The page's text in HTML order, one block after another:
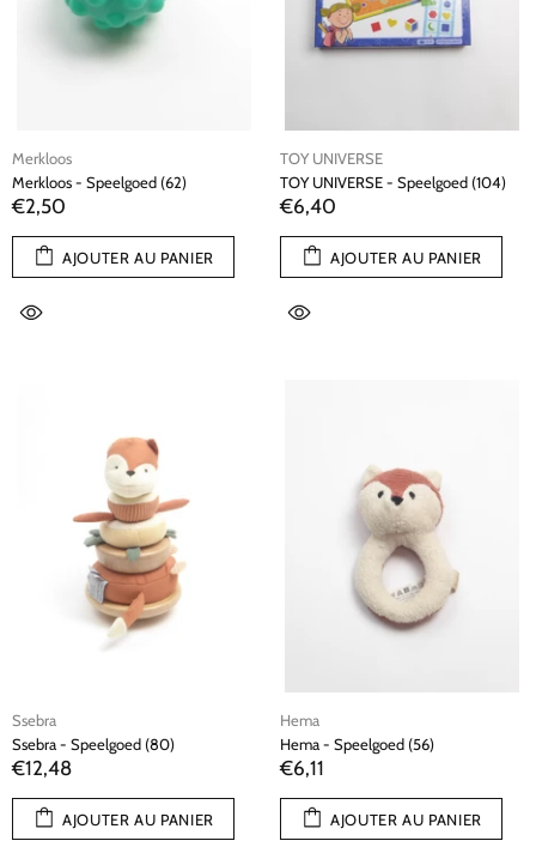
Merkloos
Merkloos - Speelgoed (62)
€2,50
AJOUTER AU PANIER
TOY UNIVERSE
TOY UNIVERSE - Speelgoed (104)
€6,40
AJOUTER AU PANIER
Ssebra
Ssebra - Speelgoed (80)
€12,48
AJOUTER AU PANIER
Hema
Hema - Speelgoed (56)
€6,11
AJOUTER AU PANIER